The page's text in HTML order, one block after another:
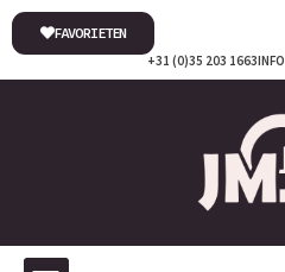
+31 (0)35 203 1663
FAVORIETEN